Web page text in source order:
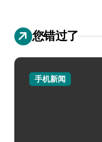
您错过了
手机新闻